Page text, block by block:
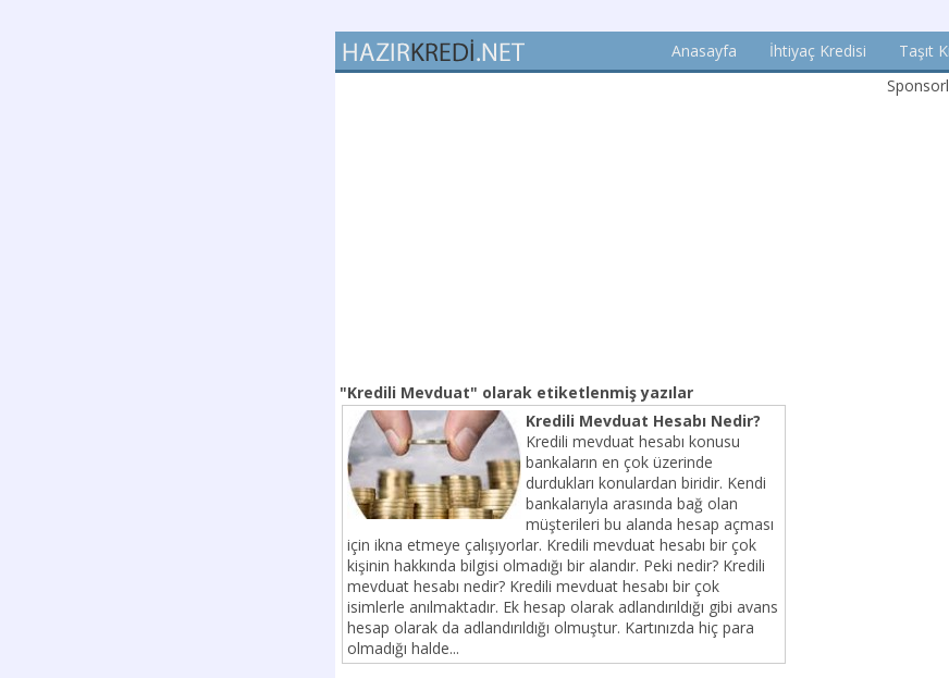
Anasayfa İhtiyaç Kredisi Taşıt
"Kredili Mevduat" olarak etiketlenmiş yazılar
Kredili Mevduat Hesabı Nedir?
Kredili mevduat hesabı konusu
bankaların en çok üzerinde
durdukları konulardan biridir. Kendi
bankalarıyla arasında bağ olan
müşterileri bu alanda hesap açması
için ikna etmeye çalışıyorlar. Kredili mevduat hesabı bir çok
kişinin hakkında bilgisi olmadığı bir alandır. Peki nedir? Kredili
mevduat hesabı nedir? Kredili mevduat hesabı bir çok
isimlerle anılmaktadır. Ek hesap olarak adlandırıldığı gibi avans
hesap olarak da adlandırıldığı olmuştur. Kartınızda hiç para
olmadığı halde...